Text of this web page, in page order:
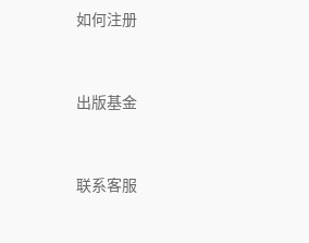
如何注册
出版基金
联系客服